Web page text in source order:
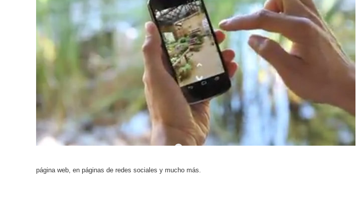
página web, en páginas de redes sociales y mucho más.